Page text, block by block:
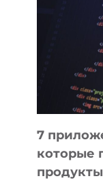
7
которые